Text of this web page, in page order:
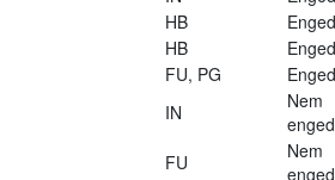
HB
HB
FU, PG
IN
Nem
FU
Nem